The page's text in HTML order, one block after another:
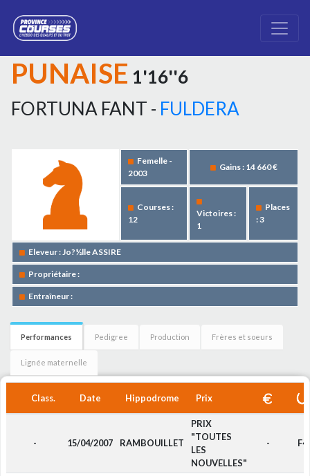
PUNAISE 1'16''6
FORTUNA FANT - FULDERA
Femelle -
2003
Gains : 14 660 €
Courses :
12
Victoires :
1
Places
: 3
Eleveur : Jo?½lle ASSIRE
Propriétaire :
Entraîneur :
Performances Pedigree Production Frères et soeurs
Lignée maternelle
Class. Date Hippodrome Prix
- 15/04/2007 RAMBOUILLET
PRIX
"TOUTES
LES
NOUVELLES"
- F4